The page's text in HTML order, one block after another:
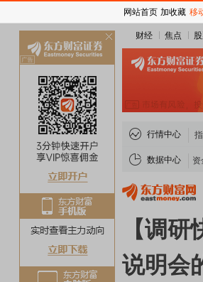
财经 焦点
行情中心
数据中心 资
【调
说明会
网站首页 加收藏 移
关